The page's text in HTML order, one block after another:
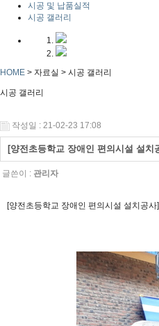
시공 및 납품실적
시공 갤러리
HOME > 자료실 > 시공 갤러리
시공 갤러리
작성일 : 21-02-23 17:08
[양전초등학교 장애인 편의시설 설치
글쓴이 : 관리자
[양전초등학교 장애인 편의시설 설치공